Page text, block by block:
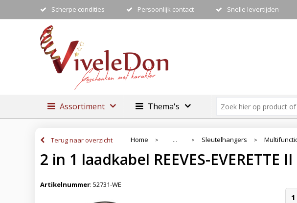
Scherpe condities Persoonlijk contact Snelle levertijden
Assortiment Thema's
Terug naar overzicht Home > ... > Sleutelhangers >
2 in 1 laadkabel REEVES-EVERETTE II
Artikelnummer: 52731-WE
1